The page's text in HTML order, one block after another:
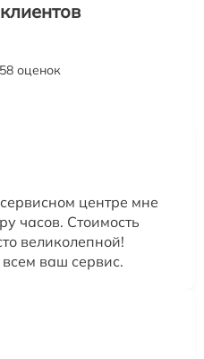
оценок
центре мне
часов. Стоимость
великолепной!
ваш сервис.